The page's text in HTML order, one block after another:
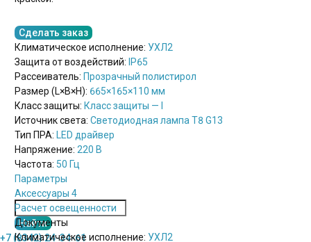
+7 (8342) 24-34-61
Сделать заказ
Климатическое исполнение: УХЛ2
Защита от воздействий: IP65
Рассеиватель: Прозрачный полистирол
Размер (L×B×H): 665×165×110 мм
Класс защиты: Класс защиты — I
Источник света: Светодиодная лампа Т8 G13
Тип ПРА: LED драйвер
Напряжение: 220 В
Частота: 50 Гц
Параметры
Аксессуары 4
Расчет освещенности
Документы
Климатическое исполнение: УХЛ2